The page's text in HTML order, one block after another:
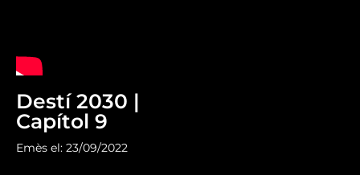
Destí 2030 |
Capítol 9
Emès el: 23/09/2022